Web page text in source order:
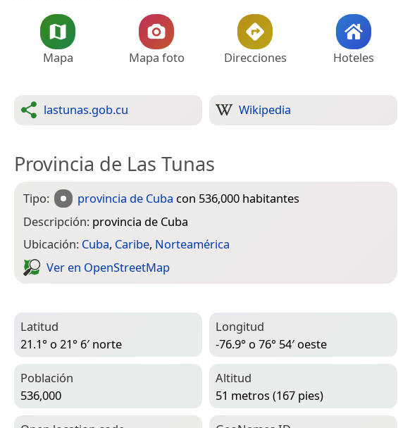
Mapa Mapa foto Direcciones Hoteles
lastunas.gob.cu Wikipedia
Provincia de Las Tunas
Tipo: provincia de Cuba con 536,000 habitantes
Descripción: provincia de Cuba
Ubicación: Cuba, Caribe, Norteamérica
Ver en Open­Street­Map
Latitud
21.1° o 21° 6′ norte
Longitud
-76.9° o 76° 54′ oeste
Población
536,000
Altitud
51 metros (167 pies)